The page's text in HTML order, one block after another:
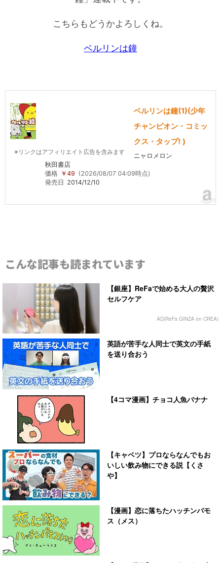
こちらもどうかよろしくね。
ベルリンは鐘
※リンクはアフィリエイト広告を含みます
ベルリンは鐘(1)(少年
チャンピオン・コミッ
クス・タップ! )
ニャロメロン
秋田書店
価格 ￥49 (2026/08/07 04:09時点)
発売日
2014/12/10
こんな記事も読まれています
【銀座】ReFaで始める大人の贅沢
セルフケア
AD(ReFa GINZA on CREA)
英語が苦手な人同士で英文の手紙
を送り合おう
【4コマ漫画】チョコ人魚バナナ
【キャベツ】プロならなんでもお
いしい飲み物にできる説【くさ
や】
【漫画】恋に落ちたハッチンパモ
ス（メス）